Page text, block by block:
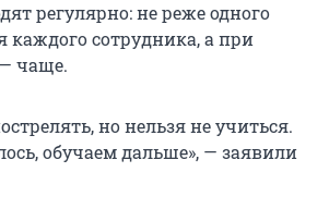
регулярно: не реже одного
каждого сотрудника, а при
чаще.
но нельзя не учиться.
обучаем дальше», — заявили